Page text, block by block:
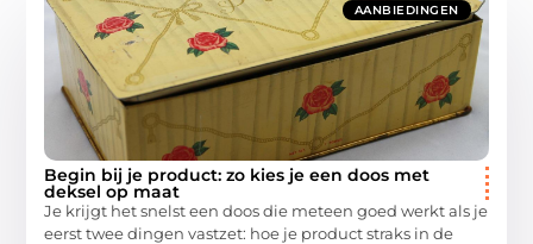
AANBIEDINGEN
Begin bij je product: zo kies je een doos met
deksel op maat
Je krijgt het snelst een doos die meteen goed werkt als je
eerst twee dingen vastzet: hoe je product straks in de